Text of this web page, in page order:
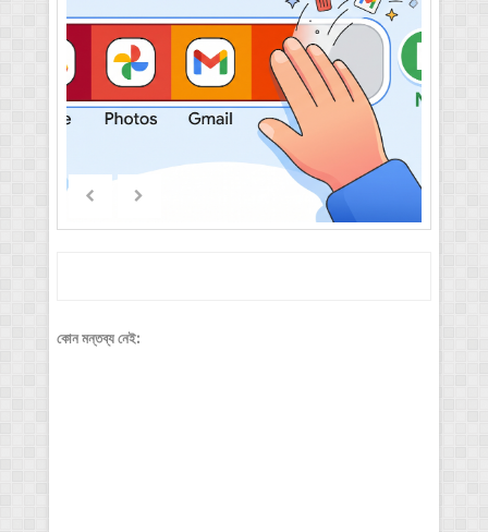
কোন মন্তব্য নেই: